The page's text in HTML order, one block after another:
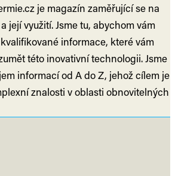
je magazín zaměřující se na
její využití. Jsme tu, abychom vám
informace, které vám
této inovativní technologii. Jsme
informací od A do Z, jehož cílem je
znalosti v oblasti obnovitelných